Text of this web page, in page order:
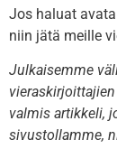
Jos haluat
niin jätä meille
Julkaisemme
valmis artikkeli,
sivustollamme,